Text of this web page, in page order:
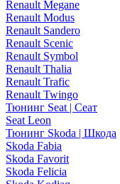
Renault Megane
Renault Modus
Renault Sandero
Renault Scenic
Renault Symbol
Renault Thalia
Renault Trafic
Renault Twingo
Тюнинг Seat | Сеат
Seat Leon
Тюнинг Skoda | Шкода
Skoda Fabia
Skoda Favorit
Skoda Felicia